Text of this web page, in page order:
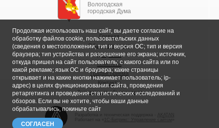
Вологодская
городская Дума
Главная
Общие сведения
Депутаты
Комитеты
График приема
Контакты
Депутатские объединения
1С-Битрикс: Управление сайтом
Продолжая использовать наш сайт, вы даете согласие на
обработку файлов cookie, пользовательских данных
(сведения о местоположении; тип и версия ОС; тип и версия
браузера; тип устройства и разрешение его экрана; источник,
откуда пришел на сайт пользователь; с какого сайта или по
какой рекламе; язык ОС и браузера; какие страницы
открывает и на какие кнопки нажимает пользователь; ip-
адрес) в целях функционирования сайта, проведения
ретаргетинга и проведения статистических исследований и
обзоров. Если вы не хотите, чтобы ваши данные
обрабатывались, покиньте сайт
СОГЛАСЕН